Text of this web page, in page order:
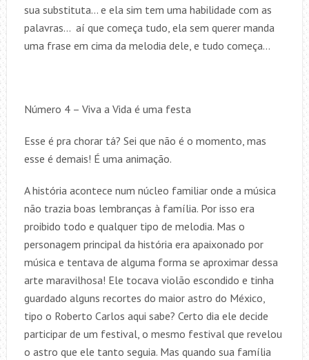
sua substituta… e ela sim tem uma habilidade com as
palavras… aí que começa tudo, ela sem querer manda
uma frase em cima da melodia dele, e tudo começa…
Número 4 – Viva a Vida é uma festa
Esse é pra chorar tá? Sei que não é o momento, mas
esse é demais! É uma animação.
A história acontece num núcleo familiar onde a música
não trazia boas lembranças à família. Por isso era
proibido todo e qualquer tipo de melodia. Mas o
personagem principal da história era apaixonado por
música e tentava de alguma forma se aproximar dessa
arte maravilhosa! Ele tocava violão escondido e tinha
guardado alguns recortes do maior astro do México,
tipo o Roberto Carlos aqui sabe? Certo dia ele decide
participar de um festival, o mesmo festival que revelou
o astro que ele tanto seguia. Mas quando sua família